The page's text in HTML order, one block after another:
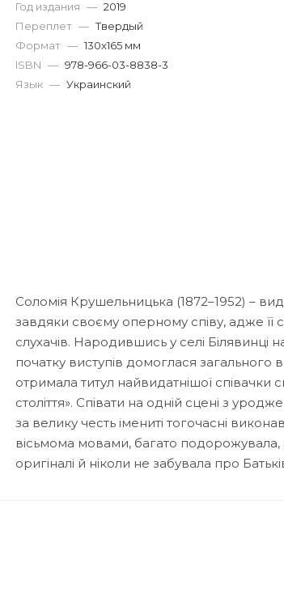
Год издания — 2019
Переплет — Твердый
Формат — 130x165 мм
ISBN — 978-966-03-8838-3
Язык — Украинский
Соломія Крушельницька (1872–1952) –
завдяки своєму оперному співу, адже
слухачів. Народившись у селі Білявинці
початку виступів домоглася загального
отримала титул найвидатнішої співачки
століття». Співати на одній сцені з
за велику честь імениті тогочасні
вісьмома мовами, багато подорожувала,
оригіналі й ніколи не забувала про